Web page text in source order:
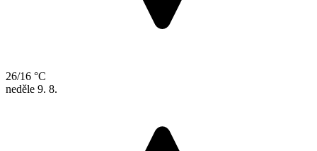
26/16 °C
neděle 9. 8.